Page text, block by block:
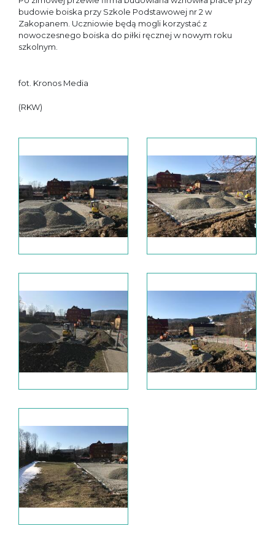
budowie boiska przy Szkole Podstawowej nr 2 w
Zakopanem. Uczniowie będą mogli korzystać z
nowoczesnego boiska do piłki ręcznej w nowym roku
szkolnym.
fot. Kronos Media
(RKW)